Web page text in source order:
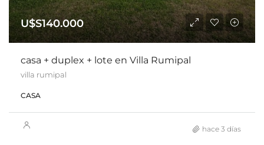
U$S140.000
casa + duplex + lote en Villa Rumipal
villa rumipal
CASA
hace 3 días